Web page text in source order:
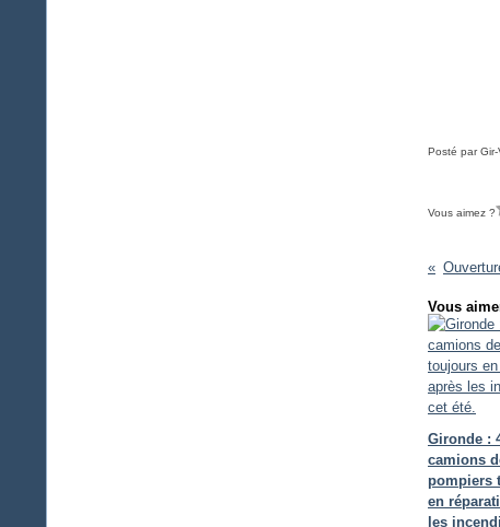
Posté par
Vous aimez ?
Vous
Gironde :
camions
pompiers
en
les